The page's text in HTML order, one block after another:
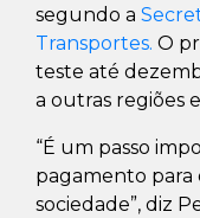
segundo a
Transportes. O
teste até
a outras regiões
“É um passo
pagamento para
sociedade”, diz